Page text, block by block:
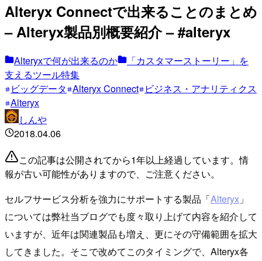
Alteryx Connectで出来ることのまとめ
– Alteryx製品別概要紹介 – #alteryx
Alteryxで何が出来るのか
「カスタマーストーリー」を
支えるツール特集
ビッグデータ Alteryx Connect ビジネス・アナリティクス
Alteryx
しんや
2018.04.06
この記事は公開されてから1年以上経過しています。情
報が古い可能性がありますので、ご注意ください。
セルフサービス分析を強力にサポートする製品「Alteryx 」
については弊社当ブログでも度々取り上げて内容を紹介して
いますが、近年は関連製品も増え、更にその守備範囲を拡大
してきました。そこで改めてこのタイミングで、Alteryx各